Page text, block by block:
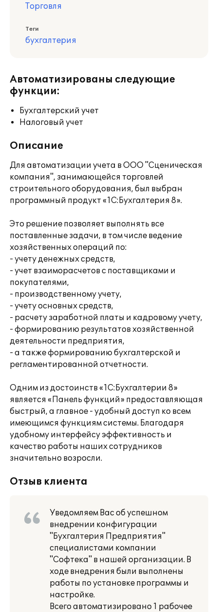
Торговля
Теги
бухгалтерия
Автоматизированы следующие
функции:
Бухгалтерский учет
Налоговый учет
Описание
Для автоматизации учета в ООО "Сценическая
компания", занимающейся торговлей
строительного оборудования, был выбран
программный продукт «1С:Бухгалтерия 8».
Это решение позволяет выполнять все
поставленные задачи, в том числе ведение
хозяйственных операций по:
- учету денежных средств,
- учет взаиморасчетов с поставщиками и
покупателями,
- производственному учету,
- учету основных средств,
- расчету заработной платы и кадровому учету,
- формированию результатов хозяйственной
деятельности предприятия,
- а также формированию бухгалтерской и
регламентированной отчетности.
Одним из достоинств «1С:Бухгалтерии 8»
является «Панель функций» предоставляющая
быстрый, а главное - удобный доступ ко всем
имеющимся функциям системы. Благодаря
удобному интерфейсу эффективность и
качество работы наших сотрудников
значительно возросли.
Отзыв клиента
Уведомляем Вас об успешном
внедрении конфигурации
"Бухгалтерия Предприятия"
специалистами компании
"Софтека" в нашей организации. В
ходе внедрения были выполнены
работы по установке программы и
настройке.
Всего автоматизировано 1 рабочее